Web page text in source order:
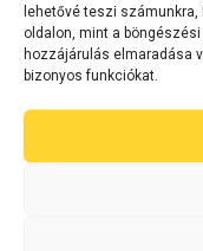
lehetővé teszi
oldalon, mint a
hozzájárulás elmaradása
bizonyos funkciókat.
hozzáadása a